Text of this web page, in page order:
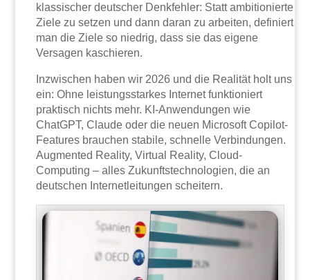
klassischer deutscher Denkfehler: Statt ambitionierte
Ziele zu setzen und dann daran zu arbeiten, definiert
man die Ziele so niedrig, dass sie das eigene
Versagen kaschieren.
Inzwischen haben wir 2026 und die Realität holt uns
ein: Ohne leistungsstarkes Internet funktioniert
praktisch nichts mehr. KI-Anwendungen wie
ChatGPT, Claude oder die neuen Microsoft Copilot-
Features brauchen stabile, schnelle Verbindungen.
Augmented Reality, Virtual Reality, Cloud-
Computing – alles Zukunftstechnologien, die an
deutschen Internetleitungen scheitern.